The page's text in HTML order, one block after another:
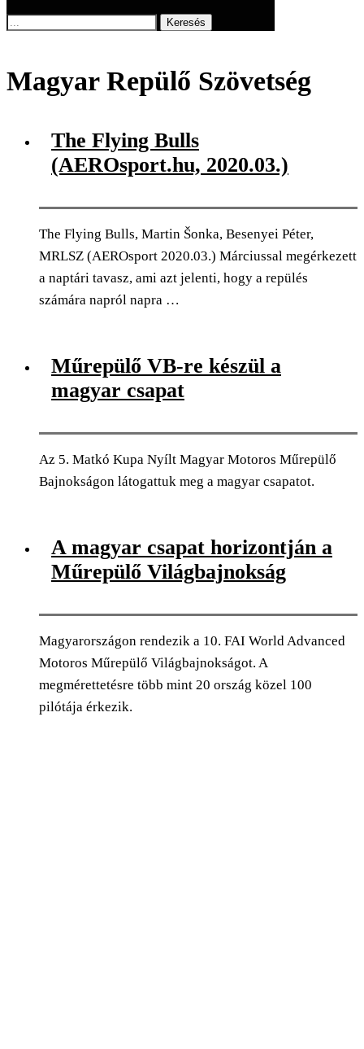
Keresés
Magyar Repülő Szövetség
The Flying Bulls
(AEROsport.hu, 2020.03.)
The Flying Bulls, Martin Šonka, Besenyei Péter,
MRLSZ (AEROsport 2020.03.) Márciussal megérkezett
a naptári tavasz, ami azt jelenti, hogy a repülés
számára napról napra …
Műrepülő VB-re készül a
magyar csapat
Az 5. Matkó Kupa Nyílt Magyar Motoros Műrepülő
Bajnokságon látogattuk meg a magyar csapatot.
A magyar csapat horizontján a
Műrepülő Világbajnokság
Magyarországon rendezik a 10. FAI World Advanced
Motoros Műrepülő Világbajnokságot. A
megmérettetésre több mint 20 ország közel 100
pilótája érkezik.